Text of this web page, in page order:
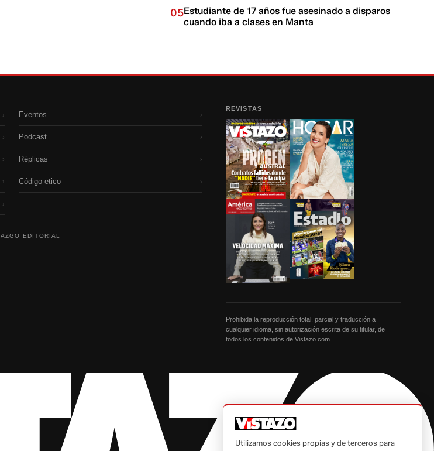
05Estudiante de 17 años fue asesinado a disparos
cuando iba a clases en Manta
›
›
›
›
›
Eventos ›
Podcast ›
Réplicas ›
Código etico ›
EDITORIAL
REVISTAS
Prohibida la reproducción total, parcial y traducción a
cualquier idioma, sin autorización escrita de su titular, de
todos los contenidos de Vistazo.com.
Utilizamos cookies propias y de terceros para